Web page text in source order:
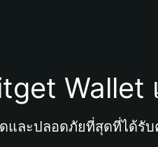
Wallet
และปลอดภัยที่สุดที่ได้รั